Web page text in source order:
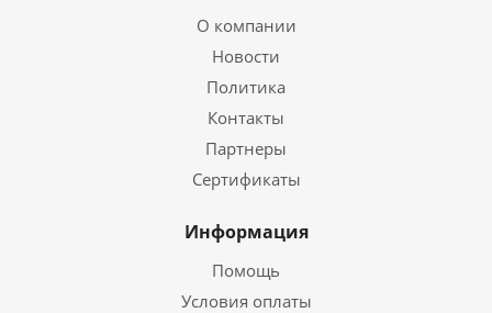
О компании
Новости
Политика
Контакты
Партнеры
Сертификаты
Информация
Помощь
Условия оплаты